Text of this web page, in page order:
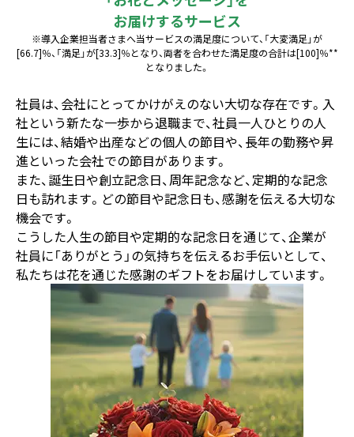
お届けするサービス
※導入企業担当者さまへ当サービスの満足度について、「大変満足」が
[66.7]％、「満足」が[33.3]％となり、両者を合わせた満足度の合計は[100]％**
となりました。
社員は、会社にとってかけがえのない大切な存在です。入
社という新たな一歩から退職まで、社員一人ひとりの人
生には、結婚や出産などの個人の節目や、長年の勤務や昇
進といった会社での節目があります。
また、誕生日や創立記念日、周年記念など、定期的な記念
日も訪れます。どの節目や記念日も、感謝を伝える大切な
機会です。
こうした人生の節目や定期的な記念日を通じて、企業が
社員に「ありがとう」の気持ちを伝えるお手伝いとして、
私たちは花を通じた感謝のギフトをお届けしています。